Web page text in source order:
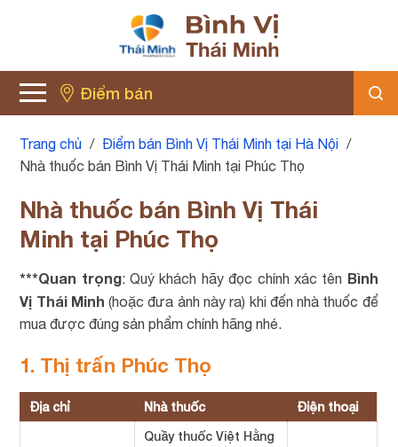
Điểm bán
Trang chủ / Điểm bán Bình Vị Thái Minh tại Hà Nội /
Nhà thuốc bán Bình Vị Thái Minh tại Phúc Thọ
Nhà thuốc bán Bình Vị Thái
Minh tại Phúc Thọ
***Quan trọng: Quý khách hãy đọc chính xác tên Bình
Vị Thái Minh (hoặc đưa ảnh này ra) khi đến nhà thuốc để
mua được đúng sản phẩm chính hãng nhé.
1. Thị trấn Phúc Thọ
Địa chỉ Nhà thuốc Điện thoại
Quầy thuốc Việt Hằng